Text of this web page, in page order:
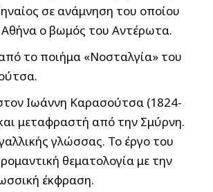
σε ανάμνηση του οποίου
Αθήνα ο βωμός του Αντέρωτα.
το ποιήμα «Νοσταλγία» του
Ιωάννη Καρασούτσα (1824-
μεταφραστή από την Σμύρνη.
γλώσσας. Το έργο του
θεματολογία με την
έκφραση.